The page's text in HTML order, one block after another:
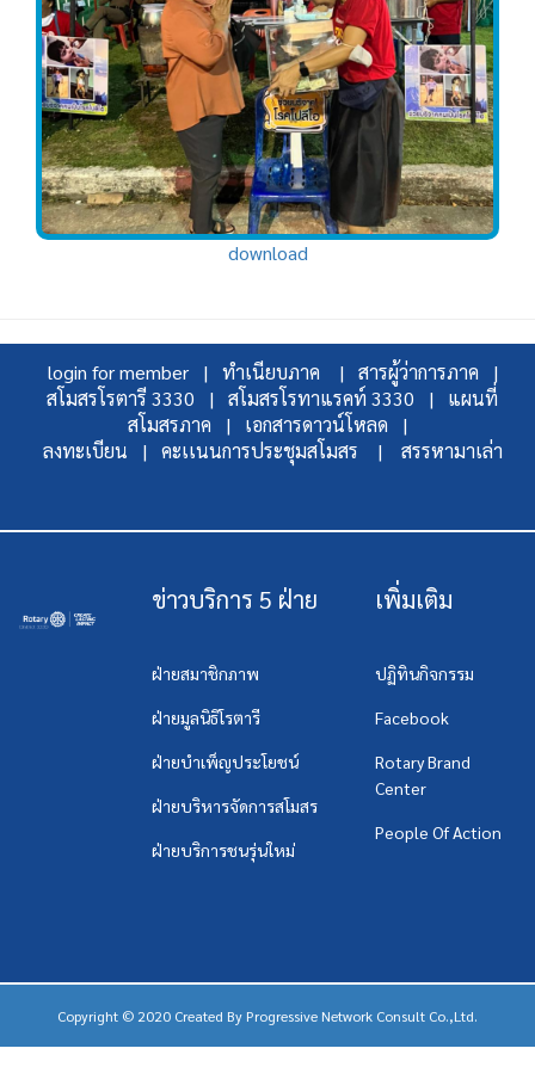
download
login for member | ทำเนียบภาค |
สารผู้ว่าการภาค |
สโมสรโรตารี 3330 |
สโมสรโรทาแรคท์ 3330 |
แผนที่
สโมสรภาค |
เอกสารดาวน์โหลด |
ลงทะเบียน |
คะเเนนการประชุมสโมสร | สรรหามาเล่า
ข่าวบริการ 5 ฝ่าย
ฝ่ายสมาชิกภาพ
ฝ่ายมูลนิธิโรตารี
ฝ่ายบำเพ็ญประโยชน์
ฝ่ายบริหารจัดการสโมสร
ฝ่ายบริการชนรุ่นใหม่
เพิ่มเติม
ปฏิทินกิจกรรม
Facebook
Rotary Brand
Center
People Of Action
Copyright © 2020 Created By Progressive Network Consult Co.,Ltd.